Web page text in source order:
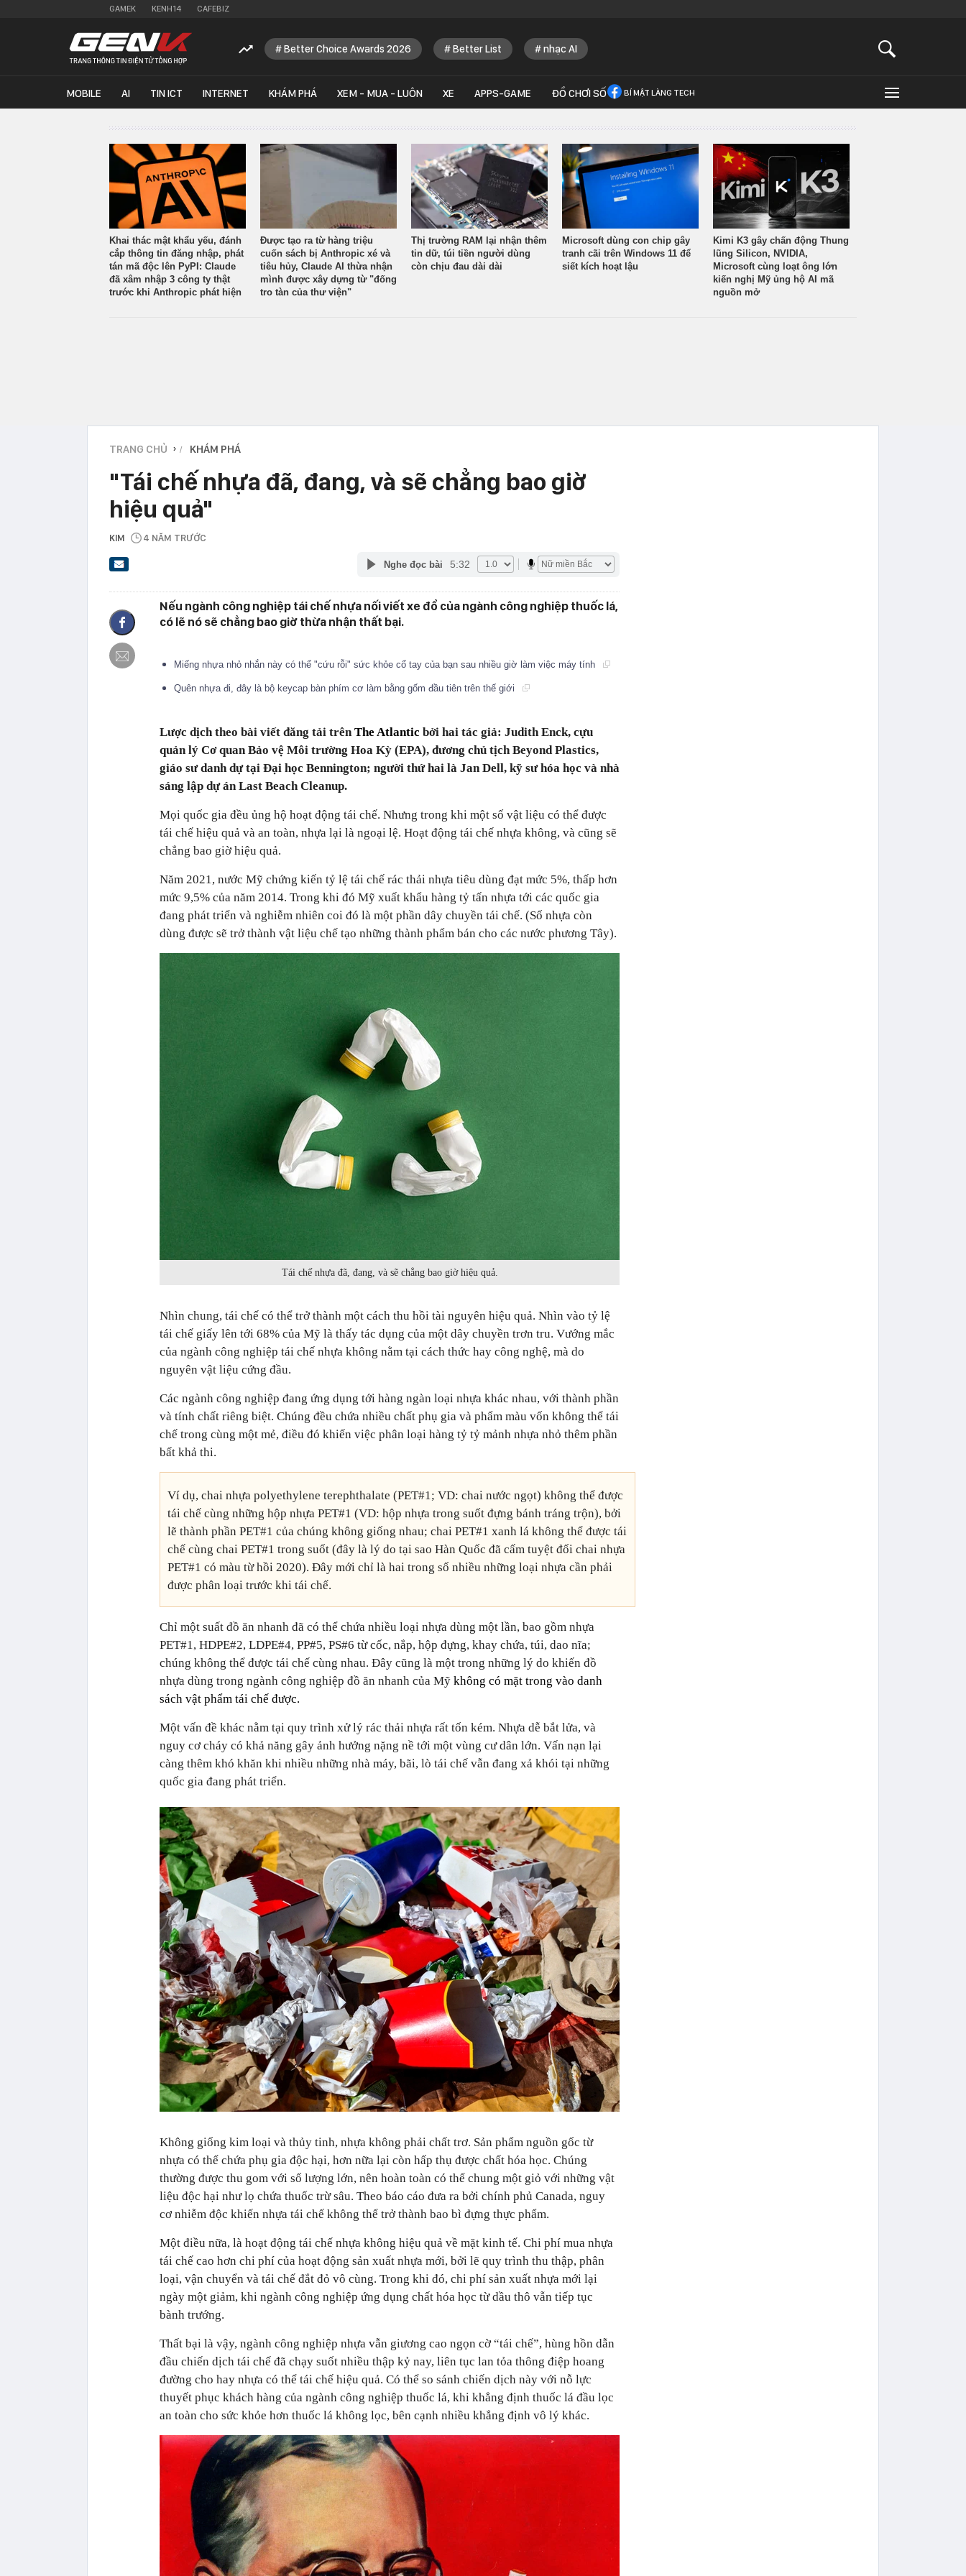
GAMEK KENH14 CAFEBIZ
Better Choice Awards 2026 Better List nhạc AI
MOBILE AI TIN ICT INTERNET KHÁM PHÁ XEM - MUA - LUÔN XE APPS-GAME ĐỒ CHƠI SỐ BÍ MẬT LÀNG TECH
Khai thác mật khẩu yếu, đánh
cắp thông tin đăng nhập, phát
tán mã độc lên PyPI: Claude
đã xâm nhập 3 công ty thật
trước khi Anthropic phát hiện
Được tạo ra từ hàng triệu
cuốn sách bị Anthropic xé và
tiêu hủy, Claude AI thừa nhận
mình được xây dựng từ "đống
tro tàn của thư viện"
Thị trường RAM lại nhận thêm
tin dữ, túi tiền người dùng
còn chịu đau dài dài
Microsoft dùng con chip gây
tranh cãi trên Windows 11 để
siết kích hoạt lậu
Kimi K3 gây chấn động Thung
lũng Silicon, NVIDIA,
Microsoft cùng loạt ông lớn
kiến nghị Mỹ ủng hộ AI mã
nguồn mở
TRANG CHỦ › KHÁM PHÁ
"Tái chế nhựa đã, đang, và sẽ chẳng bao giờ
hiệu quả"
KIM 4 NĂM TRƯỚC
Nghe đọc bài 5:32
Nếu ngành công nghiệp tái chế nhựa nối viết xe đổ của ngành công nghiệp thuốc lá,
có lẽ nó sẽ chẳng bao giờ thừa nhận thất bại.
Miếng nhựa nhỏ nhắn này có thể "cứu rỗi" sức khỏe cổ tay của bạn sau nhiều giờ làm việc máy tính
Quên nhựa đi, đây là bộ keycap bàn phím cơ làm bằng gốm đầu tiên trên thế giới
Lược dịch theo bài viết đăng tải trênThe Atlantic bởi hai tác giả: Judith Enck, cựu
quản lý Cơ quan Bảo vệ Môi trường Hoa Kỳ (EPA), đương chủ tịch Beyond Plastics,
giáo sư danh dự tại Đại học Bennington; người thứ hai là Jan Dell, kỹ sư hóa học và nhà
sáng lập dự án Last Beach Cleanup.
Mọi quốc gia đều ủng hộ hoạt động tái chế. Nhưng trong khi một số vật liệu có thể được
tái chế hiệu quả và an toàn, nhựa lại là ngoại lệ. Hoạt động tái chế nhựa không, và cũng sẽ
chẳng bao giờ hiệu quả.
Năm 2021, nước Mỹ chứng kiến tỷ lệ tái chế rác thải nhựa tiêu dùng đạt mức 5%, thấp hơn
mức 9,5% của năm 2014. Trong khi đó Mỹ xuất khẩu hàng tỷ tấn nhựa tới các quốc gia
đang phát triển và nghiễm nhiên coi đó là một phần dây chuyền tái chế. (Số nhựa còn
dùng được sẽ trở thành vật liệu chế tạo những thành phẩm bán cho các nước phương Tây).
Tái chế nhựa đã, đang, và sẽ chẳng bao giờ hiệu quả.
Nhìn chung, tái chế có thể trở thành một cách thu hồi tài nguyên hiệu quả. Nhìn vào tỷ lệ
tái chế giấy lên tới 68% của Mỹ là thấy tác dụng của một dây chuyền trơn tru. Vướng mắc
của ngành công nghiệp tái chế nhựa không nằm tại cách thức hay công nghệ, mà do
nguyên vật liệu cứng đầu.
Các ngành công nghiệp đang ứng dụng tới hàng ngàn loại nhựa khác nhau, với thành phần
và tính chất riêng biệt. Chúng đều chứa nhiều chất phụ gia và phẩm màu vốn không thể tái
chế trong cùng một mẻ, điều đó khiến việc phân loại hàng tỷ tỷ mảnh nhựa nhỏ thêm phần
bất khả thi.
Ví dụ, chai nhựa polyethylene terephthalate (PET#1; VD: chai nước ngọt) không thể được
tái chế cùng những hộp nhựa PET#1 (VD: hộp nhựa trong suốt đựng bánh tráng trộn), bởi
lẽ thành phần PET#1 của chúng không giống nhau; chai PET#1 xanh lá không thể được tái
chế cùng chai PET#1 trong suốt (đây là lý do tại sao Hàn Quốc đã cấm tuyệt đối chai nhựa
PET#1 có màu từ hồi 2020). Đây mới chỉ là hai trong số nhiều những loại nhựa cần phải
được phân loại trước khi tái chế.
Chỉ một suất đồ ăn nhanh đã có thể chứa nhiều loại nhựa dùng một lần, bao gồm nhựa
PET#1, HDPE#2, LDPE#4, PP#5, PS#6 từ cốc, nắp, hộp đựng, khay chứa, túi, dao nĩa;
chúng không thể được tái chế cùng nhau. Đây cũng là một trong những lý do khiến đồ
nhựa dùng trong ngành công nghiệp đồ ăn nhanh của Mỹ không có mặt trong vào danh
sách vật phẩm tái chế được.
Một vấn đề khác nằm tại quy trình xử lý rác thải nhựa rất tốn kém. Nhựa dễ bắt lửa, và
nguy cơ cháy có khả năng gây ảnh hưởng nặng nề tới một vùng cư dân lớn. Vấn nạn lại
càng thêm khó khăn khi nhiều những nhà máy, bãi, lò tái chế vẫn đang xả khói tại những
quốc gia đang phát triển.
Không giống kim loại và thủy tinh, nhựa không phải chất trơ. Sản phẩm nguồn gốc từ
nhựa có thể chứa phụ gia độc hại, hơn nữa lại còn hấp thụ được chất hóa học. Chúng
thường được thu gom với số lượng lớn, nên hoàn toàn có thể chung một giỏ với những vật
liệu độc hại như lọ chứa thuốc trừ sâu. Theo báo cáo đưa ra bởi chính phủ Canada, nguy
cơ nhiễm độc khiến nhựa tái chế không thể trở thành bao bì đựng thực phẩm.
Một điều nữa, là hoạt động tái chế nhựa không hiệu quả về mặt kinh tế. Chi phí mua nhựa
tái chế cao hơn chi phí của hoạt động sản xuất nhựa mới, bởi lẽ quy trình thu thập, phân
loại, vận chuyển và tái chế đắt đỏ vô cùng. Trong khi đó, chi phí sản xuất nhựa mới lại
ngày một giảm, khi ngành công nghiệp ứng dụng chất hóa học từ dầu thô vẫn tiếp tục
bành trướng.
Thất bại là vậy, ngành công nghiệp nhựa vẫn giương cao ngọn cờ “tái chế”, hùng hồn dẫn
đầu chiến dịch tái chế đã chạy suốt nhiều thập kỷ nay, liên tục lan tỏa thông điệp hoang
đường cho hay nhựa có thể tái chế hiệu quả. Có thể so sánh chiến dịch này với nỗ lực
thuyết phục khách hàng của ngành công nghiệp thuốc lá, khi khẳng định thuốc lá đầu lọc
an toàn cho sức khỏe hơn thuốc lá không lọc, bên cạnh nhiều khẳng định vô lý khác.